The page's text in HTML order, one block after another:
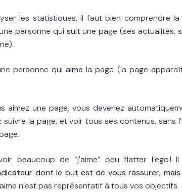
les statistiques, il faut bien comprendre
personne qui suit une page (ses actualités,
personne quiaime la page (la page
aimez une page, vous devenez
suivre la page, et voir tous ses contenus, sans
beaucoup de “j'aime” peu flatter l’ego !
dont le but est de vous rassurer,
n’est pas représentatif à tous vos objectifs.